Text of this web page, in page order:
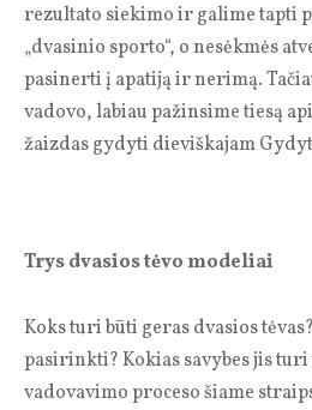
rezultato siekimo ir galime tapti
„dvasinio sporto“, o nesėkmės
pasinerti į apatiją ir nerimą.
vadovo, labiau pažinsime tiesą
žaizdas gydyti dieviškajam
Trys dvasios tėvo modeliai
Koks turi būti geras dvasios
pasirinkti? Kokias savybes jis
vadovavimo proceso šiame